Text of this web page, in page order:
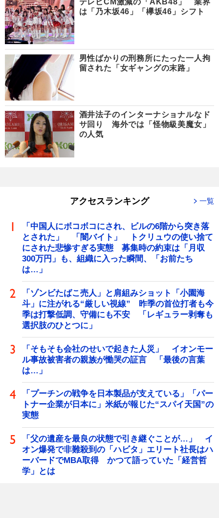
は「乃木坂46」「欅坂46」シフト
男性ばかりの刑務所にたった一人拘
留された「女ギャングの末路」
酒井法子のインターナショナルなド
サ回り 海外では「怪物級美魔女」
の人気
アクセスランキング 一覧
「中国人にボコボコにされ、ビルの6階から突き落
とされた」 「闇バイト」 トクリュウの使い捨て
にされた悲惨すぎる実態 募集時の約束は「月収
300万円」も、組織に入った瞬間、「お前たち
は…」
「ゾンビたばこ売人」と肩組みショット「小園海
斗」に注がれる“厳しい視線” 昨季の首位打者も今
季は打撃低調、守備にも不安 「レギュラー剥奪も
選択肢のひとつに」
「そもそも会社のせいで起きた人災」 イオンモー
ル事故被害者の親族が慟哭の証言 「最後の言葉
は…」
「プーチンの戦争を日本製品が支えている」「パー
トナー企業が日本に」米紙が報じた“スパイ天国”の
実態
「父の遺産を最良の状態で引き継ぐことが…」 イ
オン爆発で非難殺到の「ハビタ」エリート社長はハ
ーバードでMBA取得 かつて語っていた「経営哲
学」とは